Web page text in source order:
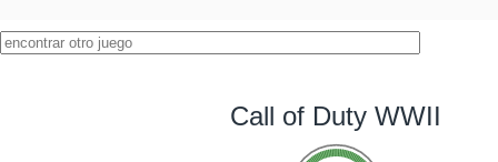
Call of Duty WWII